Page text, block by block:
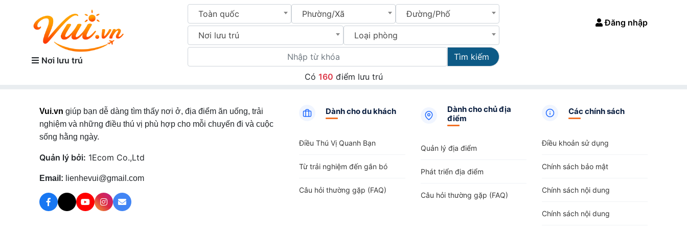
Nơi lưu trú
Toàn quốc Phường/Xã Đường/Phố
Nơi lưu trú Loại phòng
Tìm kiếm
Đăng nhập
Có 160 điểm lưu trú
Vui.vn giúp bạn dễ dàng tìm thấy nơi ở, địa điểm ăn uống, trải
nghiệm và những điều thú vị phù hợp cho mỗi chuyến đi và cuộc
sống hằng ngày.
Quản lý bởi: 1Ecom Co.,Ltd
Email: lienhevui@gmail.com
Dành cho du khách
Điều Thú Vị Quanh Bạn
Từ trải nghiệm đến gắn bó
Câu hỏi thường gặp (FAQ)
Dành cho chủ địa
điểm
Quản lý địa điểm
Phát triển địa điểm
Câu hỏi thường gặp (FAQ)
Các chính sách
Điều khoản sử dụng
Chính sách bảo mật
Chính sách nội dung
Chính sách nội dung